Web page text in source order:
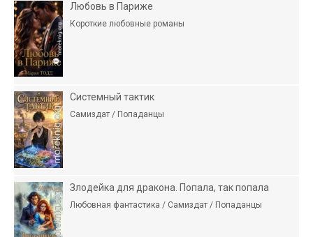
Любовь в Париже
Короткие любовные романы
Системный тактик
Самиздат / Попаданцы
Злодейка для дракона. Попала, так попала
Любовная фантастика / Самиздат / Попаданцы